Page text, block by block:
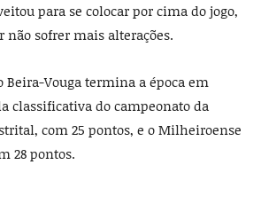
para se colocar por cima do jogo,
não sofrer mais alterações.
Beira-Vouga termina a época em
classificativa do campeonato da
com 25 pontos, e o Milheiroense
28 pontos.